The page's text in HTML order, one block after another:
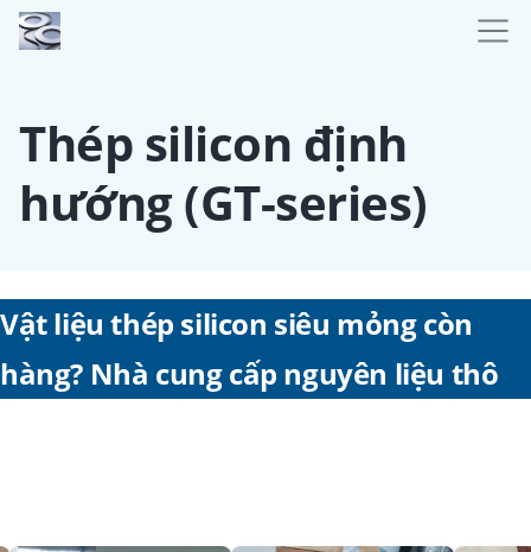
Thép silicon định
hướng (GT-series)
Vật liệu thép silicon siêu mỏng còn
hàng? Nhà cung cấp nguyên liệu thô